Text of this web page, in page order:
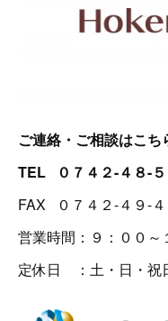
ご連絡・ご相談はこち
TEL ０７４２-４８-５
FAX ０７４２-４９-４
営業時間：９：００～
定休日 ：土・日・祝